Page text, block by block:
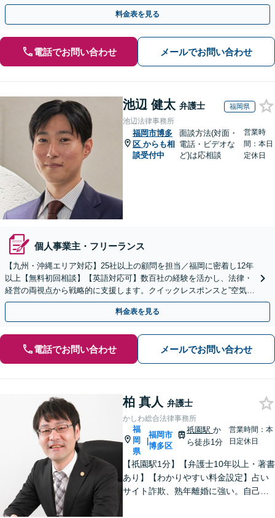
率的に解決へ。セカンドオピニオン可【休日・夜間相談可】
料金表を見る
電話でお問い合わせ メールでお問い合わせ
池辺 健太 弁護士 福岡県
池辺法律事務所
福岡市博多
区 からも相
談受付中
面談方法(対面・
電話・ビデオな
ど)は応相談
営業時
間：本日
定休日
個人事業主・フリーランス
【九州・沖縄エリア対応】25社以上の顧問を担当／福岡に密着し12年
以上【無料初回相談】【英語対応可】数百社の経験を活かし、法律・
経営の両視点から戦略的に支援します。クイックレスポンスと”空気を
読む”法務に注力。コンプライアンス講師の実績多数
料金表を見る
電話でお問い合わせ メールでお問い合わせ
柏 真人 弁護士
かしわ総合法律事務所
福
岡
県
|
福岡市
博多区
祇園駅 か
ら徒歩1分
営業時間：本
日定休日
【祇園駅1分】【弁護士10年以上・著書
あり】【わかりやすい料金設定】占い
サイト詐欺、熟年離婚に強い。自己破